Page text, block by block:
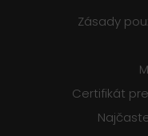
Zásady
Certifikát